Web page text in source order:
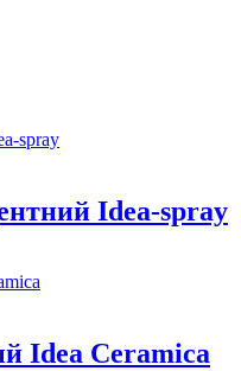
Idea-spray
Idea Ceramica